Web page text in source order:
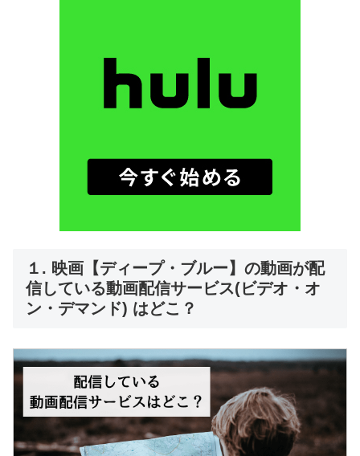
１. 映画【ディープ・ブルー】の動画が配
信している動画配信サービス(ビデオ・オ
ン・デマンド) はどこ？